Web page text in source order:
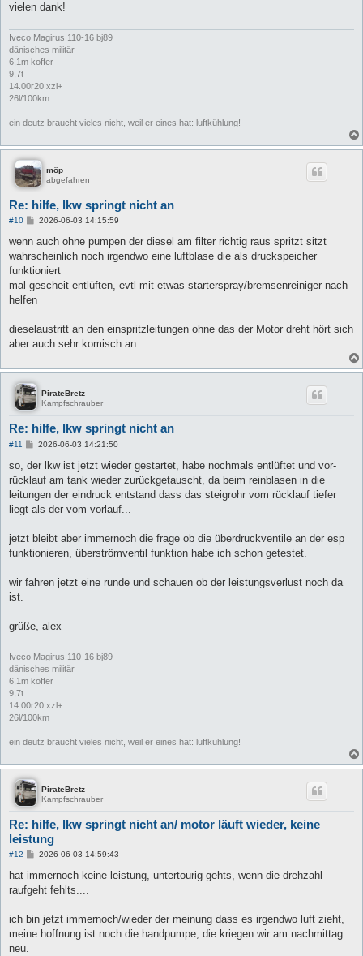
vielen dank!
Iveco Magirus 110-16 bj89
dänisches militär
6,1m koffer
9,7t
14.00r20 xzl+
26l/100km
ein deutz braucht vieles nicht, weil er eines hat: luftkühlung!
möp
abgefahren
Re: hilfe, lkw springt nicht an
#10
B
r
a
2026-06-03 14:15:59
wenn auch ohne pumpen der diesel am filter richtig raus spritzt sitzt
wahrscheinlich noch irgendwo eine luftblase die als druckspeicher
funktioniert
mal gescheit entlüften, evtl mit etwas starterspray/bremsenreiniger nach
helfen
dieselaustritt an den einspritzleitungen ohne das der Motor dreht hört sich
aber auch sehr komisch an
PirateBretz
Kampfschrauber
Re: hilfe, lkw springt nicht an
#11
B
i
r
a
g
2026-06-03 14:21:50
so, der lkw ist jetzt wieder gestartet, habe nochmals entlüftet und vor-
rücklauf am tank wieder zurückgetauscht, da beim reinblasen in die
leitungen der eindruck entstand dass das steigrohr vom rücklauf tiefer
liegt als der vom vorlauf...
jetzt bleibt aber immernoch die frage ob die überdruckventile an der esp
funktionieren, überströmventil funktion habe ich schon getestet.
wir fahren jetzt eine runde und schauen ob der leistungsverlust noch da
ist.
grüße, alex
Iveco Magirus 110-16 bj89
dänisches militär
6,1m koffer
9,7t
14.00r20 xzl+
26l/100km
ein deutz braucht vieles nicht, weil er eines hat: luftkühlung!
PirateBretz
Kampfschrauber
Re: hilfe, lkw springt nicht an/ motor läuft wieder, keine
leistung
#12
B
i
r
2026-06-03 14:59:43
hat immernoch keine leistung, untertourig gehts, wenn die drehzahl
raufgeht fehlts....
ich bin jetzt immernoch/wieder der meinung dass es irgendwo luft zieht,
meine hoffnung ist noch die handpumpe, die kriegen wir am nachmittag
neu.